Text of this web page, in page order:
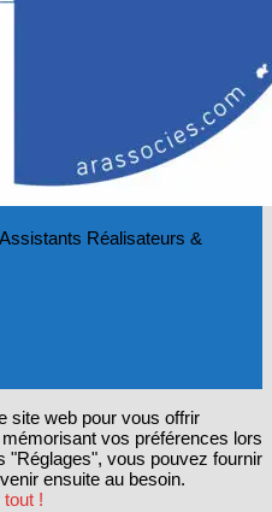
Réalisateurs &
site web pour vous offrir
vos préférences lors
"Réglages", vous pouvez fournir
ensuite au besoin.
!